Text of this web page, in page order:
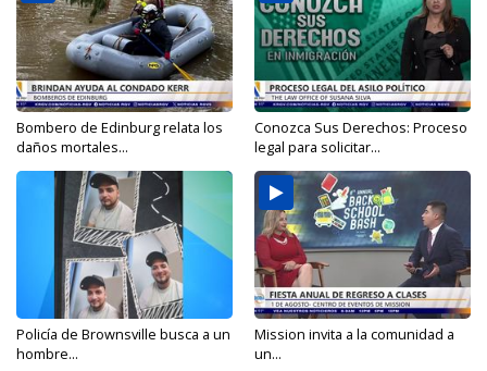
Bombero de Edinburg relata los
daños mortales...
Conozca Sus Derechos: Proceso
legal para solicitar...
Policía de Brownsville busca a un
hombre...
Mission invita a la comunidad a
un...